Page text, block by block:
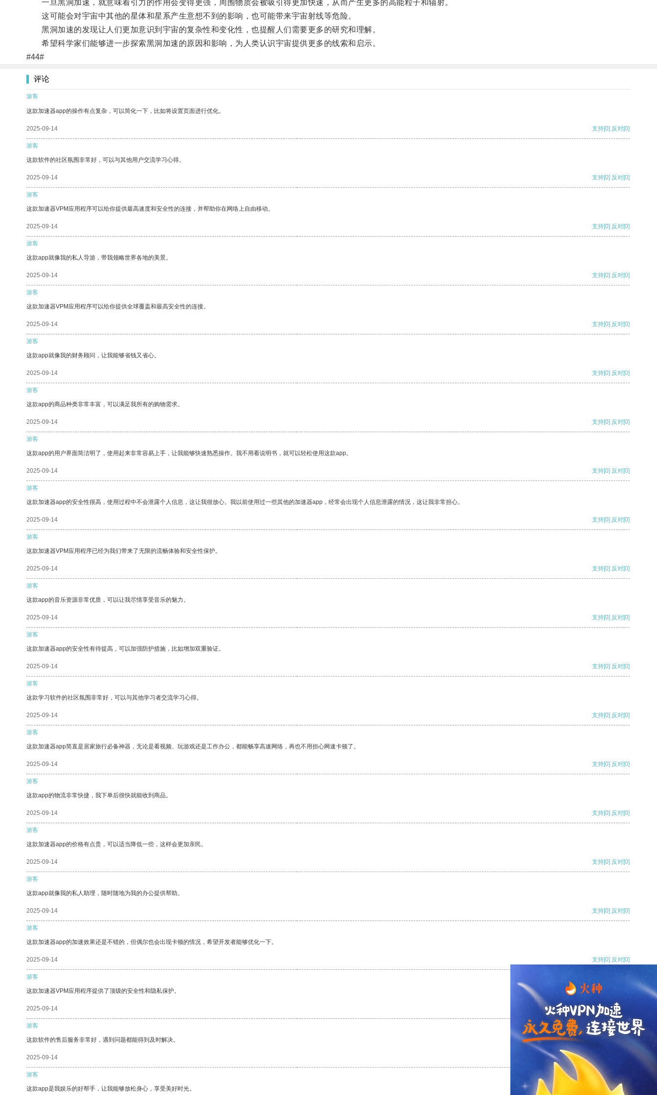
一旦黑洞加速，就意味着引力的作用会变得更强，周围物质会被吸引得更加快速，从而产生更多的高能粒子和辐射。
这可能会对宇宙中其他的星体和星系产生意想不到的影响，也可能带来宇宙射线等危险。
黑洞加速的发现让人们更加意识到宇宙的复杂性和变化性，也提醒人们需要更多的研究和理解。
希望科学家们能够进一步探索黑洞加速的原因和影响，为人类认识宇宙提供更多的线索和启示。
#44#
评论
游客
这款加速器app的操作有点复杂，可以简化一下，比如将设置页面进行优化。
2025-09-14 支持[0] 反对[0]
游客
这款软件的社区氛围非常好，可以与其他用户交流学习心得。
2025-09-14 支持[0] 反对[0]
游客
这款加速器VPM应用程序可以给你提供最高速度和安全性的连接，并帮助你在网络上自由移动。
2025-09-14 支持[0] 反对[0]
游客
这款app就像我的私人导游，带我领略世界各地的美景。
2025-09-14 支持[0] 反对[0]
游客
这款加速器VPM应用程序可以给你提供全球覆盖和最高安全性的连接。
2025-09-14 支持[0] 反对[0]
游客
这款app就像我的财务顾问，让我能够省钱又省心。
2025-09-14 支持[0] 反对[0]
游客
这款app的商品种类非常丰富，可以满足我所有的购物需求。
2025-09-14 支持[0] 反对[0]
游客
这款app的用户界面简洁明了，使用起来非常容易上手，让我能够快速熟悉操作。我不用看说明书，就可以轻松使用这款app。
2025-09-14 支持[0] 反对[0]
游客
这款加速器app的安全性很高，使用过程中不会泄露个人信息，这让我很放心。我以前使用过一些其他的加速器app，经常会出现个人信息泄露的情况，这让我非常担心。
2025-09-14 支持[0] 反对[0]
游客
这款加速器VPM应用程序已经为我们带来了无限的流畅体验和安全性保护。
2025-09-14 支持[0] 反对[0]
游客
这款app的音乐资源非常优质，可以让我尽情享受音乐的魅力。
2025-09-14 支持[0] 反对[0]
游客
这款加速器app的安全性有待提高，可以加强防护措施，比如增加双重验证。
2025-09-14 支持[0] 反对[0]
游客
这款学习软件的社区氛围非常好，可以与其他学习者交流学习心得。
2025-09-14 支持[0] 反对[0]
游客
这款加速器app简直是居家旅行必备神器，无论是看视频、玩游戏还是工作办公，都能畅享高速网络，再也不用担心网速卡顿了。
2025-09-14 支持[0] 反对[0]
游客
这款app的物流非常快捷，我下单后很快就能收到商品。
2025-09-14 支持[0] 反对[0]
游客
这款加速器app的价格有点贵，可以适当降低一些，这样会更加亲民。
2025-09-14 支持[0] 反对[0]
游客
这款app就像我的私人助理，随时随地为我的办公提供帮助。
2025-09-14 支持[0] 反对[0]
游客
这款加速器app的加速效果还是不错的，但偶尔也会出现卡顿的情况，希望开发者能够优化一下。
2025-09-14 支持[0] 反对[0]
游客
这款加速器VPM应用程序提供了顶级的安全性和隐私保护。
2025-09-14 支持[0] 反对
游客
这款软件的售后服务非常好，遇到问题都能得到及时解决。
2025-09-14 支持
游客
这款app是我娱乐的好帮手，让我能够放松身心，享受美好时光。